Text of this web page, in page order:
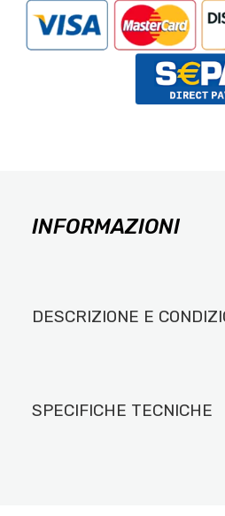
INFORMAZIONI
DESCRIZIONE E
SPECIFICHE TECNICHE